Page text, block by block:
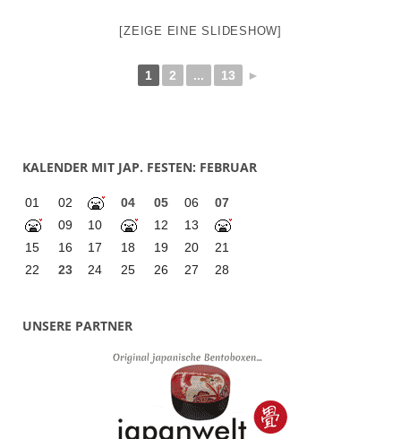
[ZEIGE EINE SLIDESHOW]
1 2 ... 13 ►
KALENDER MIT JAP. FESTEN: FEBRUAR
01 02 04 05 06
07
09
10 12
13
15
16 17 18 19 20
21
22
23 24 25 26 27 28
UNSERE PARTNER